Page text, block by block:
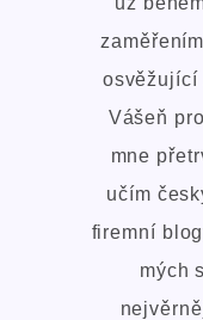
osvěžující
Vášeň
mne
učím
firemní
mých